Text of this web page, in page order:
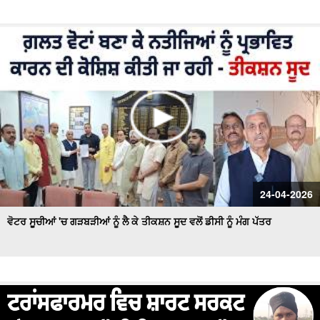
24-04-2026
ਵੋਟਰ ਸੂਚੀਆਂ 'ਚ ਗੜਬੜੀਆਂ ਨੂੰ ਲੈ ਕੇ ਤੀਕਸ਼ਨ ਸੂਦ ਵਲੋਂ ਡੀਸੀ ਨੂੰ ਮੰਗ ਪੱਤਰ